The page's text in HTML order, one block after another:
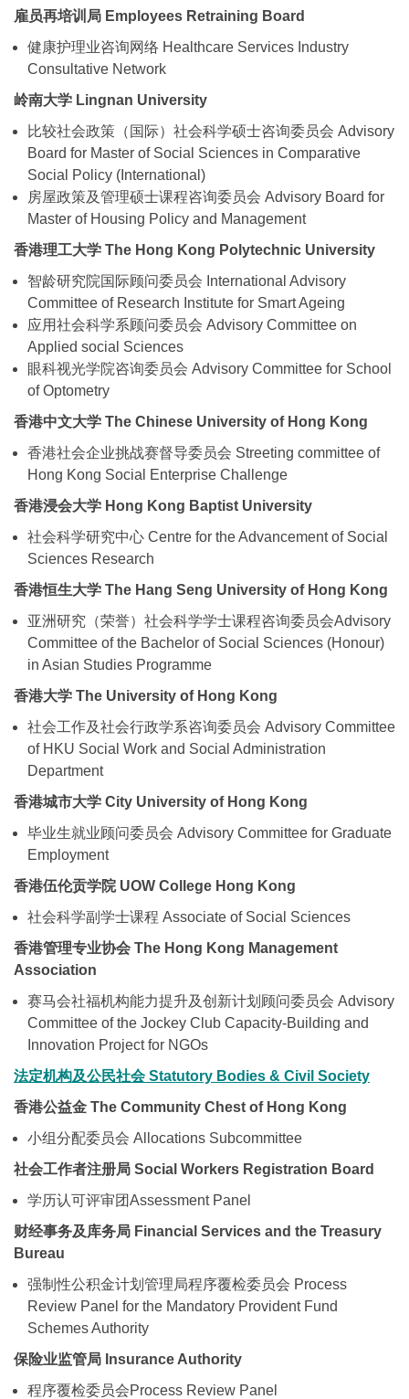
雇员再培训局 Employees Retraining Board
健康护理业咨询网络 Healthcare Services Industry
Consultative Network
岭南大学 Lingnan University
比较社会政策（国际）社会科学硕士咨询委员会 Advisory
Board for Master of Social Sciences in Comparative
Social Policy (International)
房屋政策及管理硕士课程咨询委员会 Advisory Board for
Master of Housing Policy and Management
香港理工大学 The Hong Kong Polytechnic University
智龄研究院国际顾问委员会 International Advisory
Committee of Research Institute for Smart Ageing
应用社会科学系顾问委员会 Advisory Committee on
Applied social Sciences
眼科视光学院咨询委员会 Advisory Committee for School
of Optometry
香港中文大学 The Chinese University of Hong Kong
香港社会企业挑战赛督导委员会 Streeting committee of
Hong Kong Social Enterprise Challenge
香港浸会大学 Hong Kong Baptist University
社会科学研究中心 Centre for the Advancement of Social
Sciences Research
香港恒生大学 The Hang Seng University of Hong Kong
亚洲研究（荣誉）社会科学学士课程咨询委员会Advisory
Committee of the Bachelor of Social Sciences (Honour)
in Asian Studies Programme
香港大学 The University of Hong Kong
社会工作及社会行政学系咨询委员会 Advisory Committee
of HKU Social Work and Social Administration
Department
香港城市大学 City University of Hong Kong
毕业生就业顾问委员会 Advisory Committee for Graduate
Employment
香港伍伦贡学院 UOW College Hong Kong
社会科学副学士课程 Associate of Social Sciences
香港管理专业协会 The Hong Kong Management
Association
赛马会社福机构能力提升及创新计划顾问委员会 Advisory
Committee of the Jockey Club Capacity-Building and
Innovation Project for NGOs
法定机构及公民社会Statutory Bodies & Civil Society
香港公益金 The Community Chest of Hong Kong
小组分配委员会 Allocations Subcommittee
社会工作者注册局 Social Workers Registration Board
学历认可评审团Assessment Panel
财经事务及库务局 Financial Services and the Treasury
Bureau
强制性公积金计划管理局程序覆检委员会 Process
Review Panel for the Mandatory Provident Fund
Schemes Authority
保险业监管局 Insurance Authority
程序覆检委员会Process Review Panel